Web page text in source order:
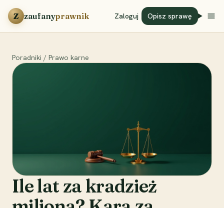
Przejdź do treści
Z zaufanyprawnik Zaloguj Opisz sprawę
Poradniki / Prawo karne
Ile lat za kradzież